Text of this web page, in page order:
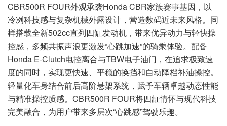
CBR500R FOUR外观承袭Honda CBR家族赛事基因，以
冷冽科技感与复杂机械外露设计，营造数码近未来风格。同
样搭载全新502cc直列四缸发动机，带来优异动力与轻快操
控感，多频共振声浪更激发“心跳加速”的骑乘体验。配备
Honda E-Clutch电控离合与TBW电子油门，在追求极致速
度的同时，实现更快速、平稳的换挡和自动降档补油操控。
轻量化车身结合前后高阶悬架系统，赋予车辆卓越动态性能
与精准操控质感。CBR500R FOUR将四缸情怀与现代科技
完美融合，为用户带来多层次“心跳感”驾驶乐趣。